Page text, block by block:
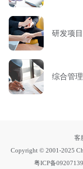
研发项目
综合管理
客
Copyright © 2001-2025
粤ICP备